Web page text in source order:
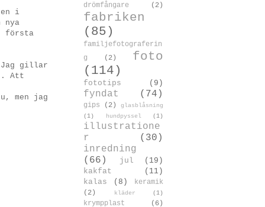
i
nya
första
Jag gillar
Att
men jag
drömfångare
(2)
fabriken
(85)
familjefotograferin
g
(2)
foto
(114)
fototips (9)
fyndat (74)
gips (2)
glasblåsning
(1)
hundpyssel (1)
illustratione
r
(30)
inredning
(66)
jul
(19)
kakfat
(11)
kalas
(8)
keramik
(2)
kläder (1)
krympplast (6)